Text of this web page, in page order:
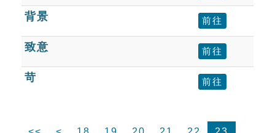
背景 前往
致意 前往
苛 前往